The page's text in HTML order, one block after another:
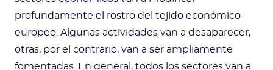
profundamente el rostro del tejido económico
europeo. Algunas actividades van a desaparecer,
otras, por el contrario, van a ser ampliamente
fomentadas. En general, todos los sectores van a